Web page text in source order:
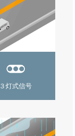
３灯式信号